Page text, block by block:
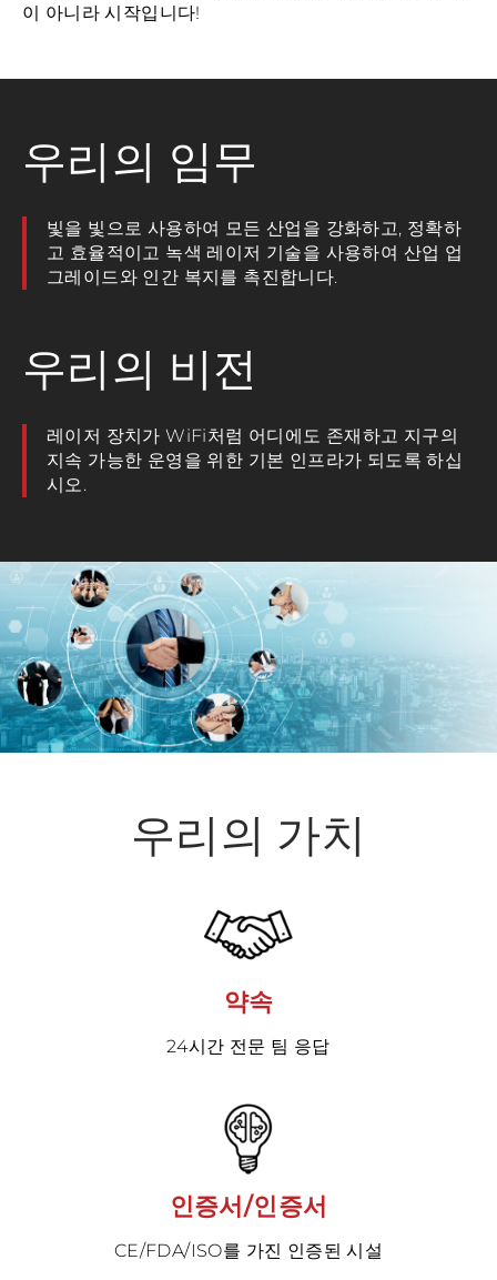
이 아니라 시작입니다!
우리의 임무
빛을 빛으로 사용하여 모든 산업을 강화하고, 정확하
고 효율적이고 녹색 레이저 기술을 사용하여 산업 업
그레이드와 인간 복지를 촉진합니다.
우리의 비전
레이저 장치가 WiFi처럼 어디에도 존재하고 지구의
지속 가능한 운영을 위한 기본 인프라가 되도록 하십
시오.
우리의 가치
약속
24시간 전문 팀 응답
인증서/인증서
CE/FDA/ISO를 가진 인증된 시설